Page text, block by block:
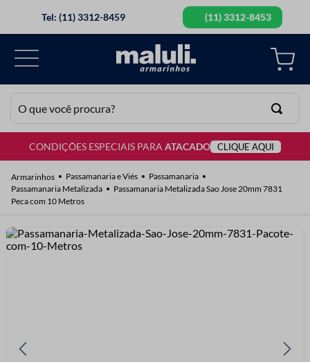
Tel: (11) 3312-8459 (11) 3312-8453
O que você procura?
CONDIÇÕES ESPECIAIS PARAATACADO CLIQUE AQUI
Passamanaria e Viés
Passamanaria
Passamanaria Metalizada
Passamanaria Metalizada Sao Jose 20mm 7831
Peca com 10 Metros
TERMOS MAIS BUSCADOS
2º
barbante
3º
botão
4
elastico
8º